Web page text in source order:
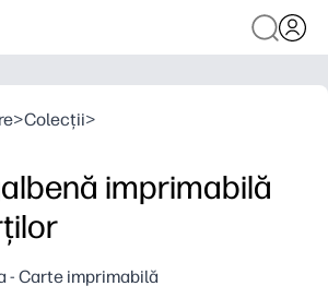
>Colecții>
imprimabilă
- Carte imprimabilă